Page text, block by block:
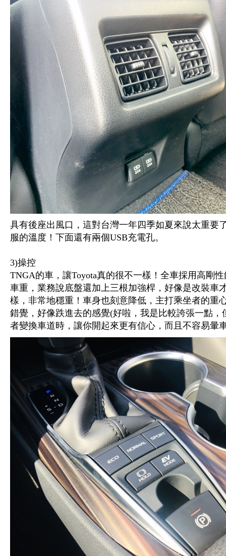
具有後座出風口，這對台灣一年四季如夏來說太重要
服的溫度！下面還有兩個USB充電孔。
3)操控
TNGA的車，讓Toyota真的很不一樣！全車採用高剛
車重，業務說底盤還加上三根加強桿，好像是改裝車
樣，非常地穩重！車身也刻意降低，主打乘坐者的重
錯覺，好像跌進去的感覺(好啦，我是比較誇張一點
者變換車道時，讓你開起來更有信心，而且不容易暈